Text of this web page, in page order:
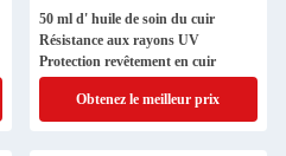
50 ml d' huile de soin du cuir
Résistance aux rayons UV
Protection revêtement en cuir
Obtenez le meilleur prix